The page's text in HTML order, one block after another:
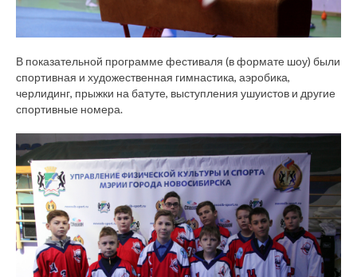
В показательной программе фестиваля (в формате шоу) были
спортивная и художественная гимнастика, аэробика,
черлидинг, прыжки на батуте, выступления ушуистов и другие
спортивные номера.